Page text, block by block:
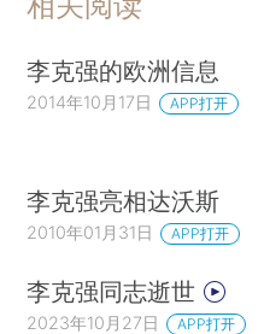
李克强的欧洲信息
2014年10月17日 APP打开
李克强亮相达沃斯
2010年01月31日 APP打开
李克强同志逝世
2023年10月27日 APP打开